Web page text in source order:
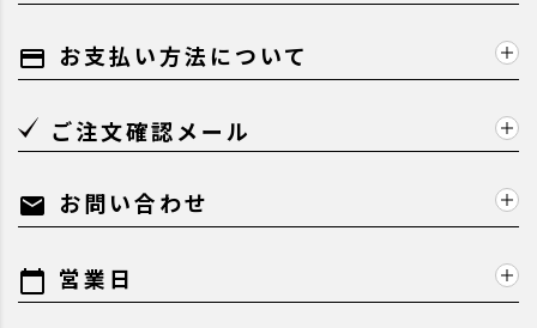
payment お支払い方法について
ご注文確認メール
mail お問い合わせ
calendar_today 営業日